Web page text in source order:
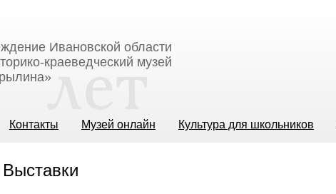
Ивановской области
краеведческий музей
Контакты Музей онлайн Культура для школьников
Выставки